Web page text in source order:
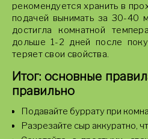
рекомендуется хранить в
подачей вынимать за 30-40
достигла комнатной
дольше 1-2 дней после
теряет свои свойства.
Итог: основные
правильно
Подавайте буррату при
Разрезайте сыр аккуратно,